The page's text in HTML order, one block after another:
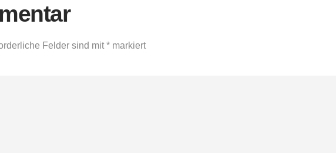
Felder sind mit * markiert